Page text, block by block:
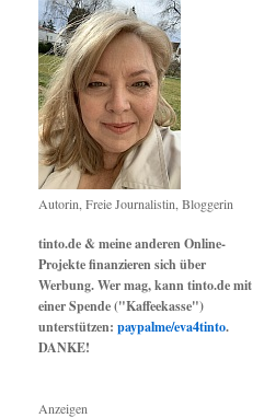
Autorin, Freie Journalistin, Bloggerin
tinto.de & meine anderen Online-
Projekte finanzieren sich über
Werbung. Wer mag, kann tinto.de mit
einer Spende ("Kaffeekasse")
unterstützen: paypalme/eva4tinto.
DANKE!
Anzeigen